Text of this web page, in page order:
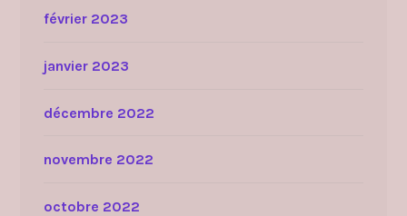
février 2023
janvier 2023
décembre 2022
novembre 2022
octobre 2022